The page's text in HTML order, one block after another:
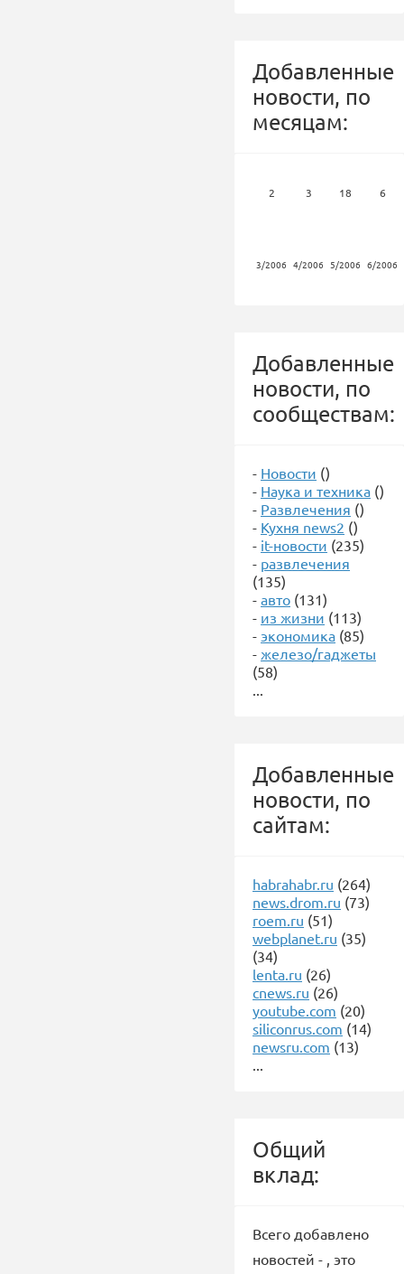
Добавленные
новости, по
месяцам:
2
3/2006
3
4/2006
18
5/2006
6
6/2006
Добавленные
новости, по
сообществам:
- Новости ()
- Наука и техника ()
- Развлечения ()
- Кухня news2 ()
- it-новости (235)
- развлечения
(135)
- авто (131)
- из жизни (113)
- экономика (85)
- железо/гаджеты
(58)
...
Добавленные
новости, по
сайтам:
habrahabr.ru (264)
news.drom.ru (73)
roem.ru (51)
webplanet.ru (35)
(34)
lenta.ru (26)
cnews.ru (26)
youtube.com (20)
siliconrus.com (14)
newsru.com (13)
...
Общий
вклад:
Всего добавлено
новостей - , это